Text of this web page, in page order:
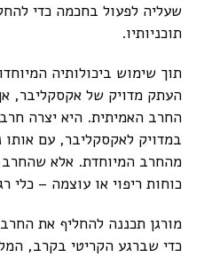
שעליה לפעול בחכמה כדי
תוכניותיו.
תוך שימוש ביכולותיה
העתק מדויק של אקסקליבר,
החרב האמיתית. היא יצרה
במדויק לאקסקליבר, עם
מהחרב המיוחדת. אלא שהחרב
כוחות ריפוי או עוצמה – כלי
מורגן תכננה להחליף את
כדי שברגע הקריטי בקרב,